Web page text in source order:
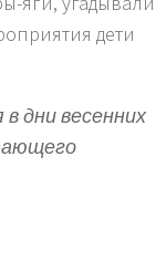
дети
дни весенних